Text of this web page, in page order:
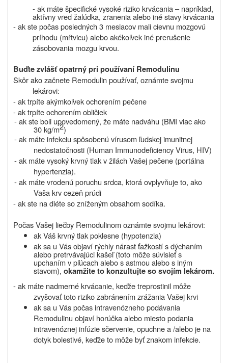
- ak máte špecifické vysoké riziko krvácania – napríklad,
aktívny vred žalúdka, zranenia alebo iné stavy krvácania
- ak ste počas posledných 3 mesiacov mali cievnu mozgovú
príhodu (mŕtvicu) alebo akékoľvek iné prerušenie
zásobovania mozgu krvou.
Buďte zvlášť opatrný pri používaní Remodulinu
Skôr ako začnete Remodulin používať, oznámte svojmu
lekárovi:
- ak trpíte akýmkoľvek ochorením pečene
- ak trpíte ochorením obličiek
- ak ste boli upovedomený, že máte nadváhu (BMI viac ako
30 kg/m2)
- ak máte infekciu spôsobenú vírusom ľudskej imunitnej
nedostatočnosti (Human Immunodeficiency Virus, HIV)
- ak máte vysoký krvný tlak v žilách Vašej pečene (portálna
hypertenzia).
- ak máte vrodenú poruchu srdca, ktorá ovplyvňuje to, ako
Vaša krv cezeň prúdi
- ak ste na diéte so zníženým obsahom sodíka.
Počas Vašej liečby Remodulinom oznámte svojmu lekárovi:
ak Váš krvný tlak poklesne (hypotenzia)
ak sa u Vás objaví rýchly nárast ťažkostí s dýchaním
alebo pretrvávajúci kašeľ (toto môže súvisieť s
upchaním v pľúcach alebo s astmou alebo s iným
stavom), okamžite to konzultujte so svojím lekárom.
- ak máte nadmerné krvácanie, keďže treprostinil môže
zvyšovať toto riziko zabránením zrážania Vašej krvi
ak sa u Vás počas intravenózneho podávania
Remodulinu objaví horúčka alebo miesto podania
intravenóznej infúzie sčervenie, opuchne a /alebo je na
dotyk bolestivé, keďže to môže byť znakom infekcie.